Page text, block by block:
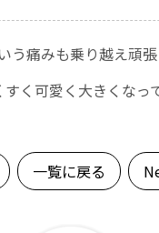
痛みも乗り越え頑張
く可愛く大きくなっ
一覧に戻る